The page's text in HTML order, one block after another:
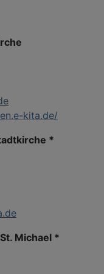
kita.de/
*
Michael *